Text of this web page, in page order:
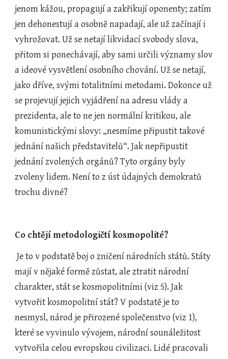
jenom kážou, propagují a zakřikují oponenty; zatím
jen dehonestují a osobně napadají, ale už začínají i
vyhrožovat. Už se netají likvidací svobody slova,
přitom si ponechávají, aby sami určili významy slov
a ideové vysvětlení osobního chování. Už se netají,
jako dříve, svými totalitními metodami. Dokonce už
se projevují jejich vyjádření na adresu vlády a
prezidenta, ale to ne jen normální kritikou, ale
komunistickými slovy: „nesmíme připustit takové
jednání našich představitelů“. Jak nepřipustit
jednání zvolených orgánů? Tyto orgány byly
zvoleny lidem. Není to z úst údajných demokratů
trochu divné?
Co chtějí metodologičtí kosmopolité?
Je to v podstatě boj o zničení národních států. Státy
mají v nějaké formě zůstat, ale ztratit národní
charakter, stát se kosmopolitními (viz 5). Jak
vytvořit kosmopolitní stát? V podstatě je to
nesmysl, národ je přirozené společenstvo (viz 1),
které se vyvinulo vývojem, národní sounáležitost
vytvořila celou evropskou civilizaci. Lidé pracovali